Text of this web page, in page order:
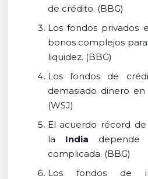
de crédito. (BBG)
Los fondos privados
bonos complejos
liquidez. (BBG)
Los fondos de
demasiado dinero
(WSJ)
El acuerdo récord
la India depende
complicada. (BBG)
Los fondos de